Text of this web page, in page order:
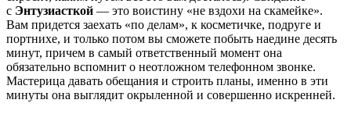
с Энтузиасткой — это воистину «не вздохи на скамейке».
Вам придется заехать «по делам», к косметичке, подруге и
портнихе, и только потом вы сможете побыть наедине десять
минут, причем в самый ответственный момент она
обязательно вспомнит о неотложном телефонном звонке.
Мастерица давать обещания и строить планы, именно в эти
минуты она выглядит окрыленной и совершенно искренней.